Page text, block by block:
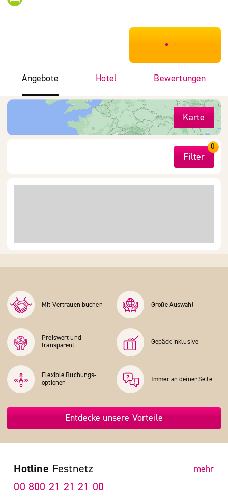
***************
Angebote Hotel Bewertungen
Karte
Filter
0
Mit Vertrauen buchen Große Auswahl
Preiswert und
transparent
Gepäck inklusive
Flexible Buchungs­
optionen
Immer an deiner Seite
Entdecke unsere Vorteile
Hotline Festnetz mehr
00 800 21 21 21 00